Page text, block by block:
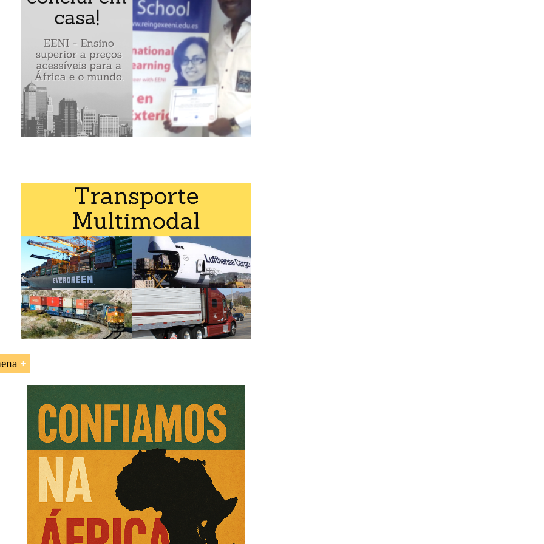
africanos.
(Corredor Dacar-Jamena)»
pela EENI Global Business School:
Transporte na África,Transporte rodoviário
na África,Negócios Africanos,Transporte Internacional
Global Negócios Africanos
(Dakar-Jamena) , 4.500 quilómetros, enlaça:
Senegal(801 quilómetros), Mali (904 quilómetros),
(837 quilómetros), Nigéria (972 quilómetros)
Camarões(113 quilómetros),Chade(7 quilómetros)